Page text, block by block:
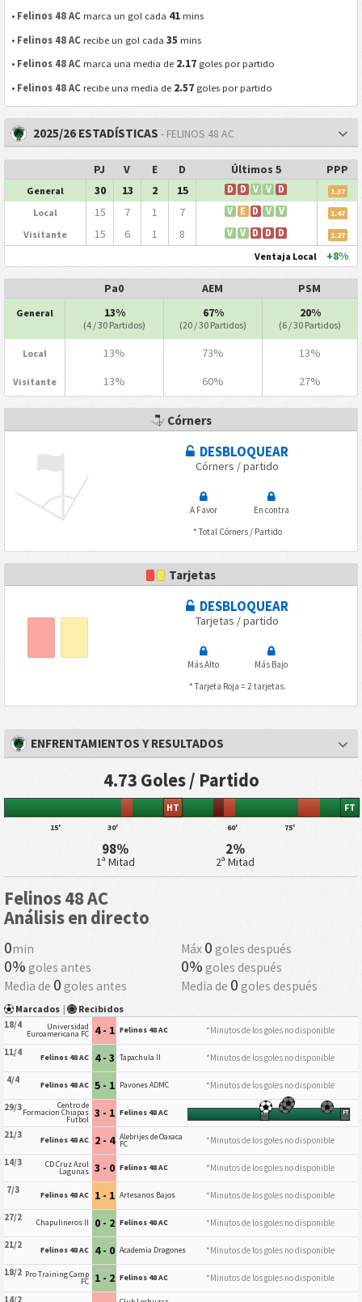
• Felinos 48 AC marca un gol cada 41 mins
• Felinos 48 AC recibe un gol cada35 mins
• Felinos 48 AC marca una media de 2.17 goles por partido
• Felinos 48 AC recibe una media de 2.57 goles por partido
2025/26 ESTADÍSTICAS - FELINOS 48 AC
PJ V E D Últimos 5 PPP
General 30 13 2 15 D D V V D 1.37
Local 15 7 1 7 V E D V V 1.47
Visitante 15 6 1 8 V V D D D 1.27
Ventaja Local +8%
Pa0 AEM PSM
General 13%
(4 / 30 Partidos)
67%
(20 / 30 Partidos)
20%
(6 / 30 Partidos)
Local 13% 73% 13%
Visitante 13% 60% 27%
Córners
DESBLOQUEAR
Córners / partido
A Favor
En contra
* Total Córners / Partido
Tarjetas
DESBLOQUEAR
Tarjetas / partido
Más Alto
Más Bajo
* Tarjeta Roja = 2 tarjetas.
ENFRENTAMIENTOS Y RESULTADOS
4.73 Goles / Partido
15' 30'
HT
60' 75'
FT
98%
1ª Mitad
2%
2ª Mitad
Felinos 48 AC
Análisis en directo
0min Máx 0 goles después
0% goles antes 0% goles después
Media de 0 goles antes Media de 0 goles después
Marcados | Recibidos
18/4 Universidad
Euroamericana FC 4 - 1 Felinos 48 AC
*Minutos de los goles no disponible
11/4
Felinos 48 AC 4 - 3 Tapachula II
*Minutos de los goles no disponible
4/4
Felinos 48 AC 5 - 1 Pavones ADMC
*Minutos de los goles no disponible
29/3
Centro de
Formacion Chiapas
Futbol 3 - 1 Felinos 48 AC HT FT
21/3 Felinos 48 AC 2 - 4 Alebrijes de Oaxaca
FC
*Minutos de los goles no disponible
14/3
CD Cruz Azul
Lagunas 3 - 0 Felinos 48 AC
*Minutos de los goles no disponible
7/3
Felinos 48 AC 1 - 1 Artesanos Bajos
*Minutos de los goles no disponible
27/2
Chapulineros II 0 - 2 Felinos 48 AC
*Minutos de los goles no disponible
21/2
Felinos 48 AC 4 - 0 Academia Dragones
*Minutos de los goles no disponible
18/2 Pro Training Camp
FC 1 - 2 Felinos 48 AC
*Minutos de los goles no disponible
14/2